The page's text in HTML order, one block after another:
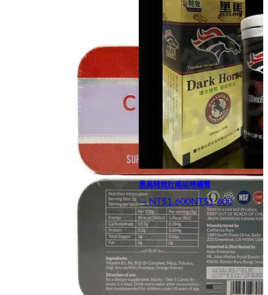
黑馬特效壯陽延時補腎
—NT$1,600NT$1,600